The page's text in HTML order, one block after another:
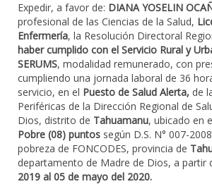
Expedir, a favor de: DIANA YOSELIN
profesional de las Ciencias de la Salud,
Enfermería, la Resolución Directoral
haber cumplido con el Servicio Rural y
SERUMS, modalidad remunerado, con
cumpliendo una jornada laboral de 36
servicio, en el Puesto de Salud Alerta, de
Periféricas de la Dirección Regional de
Dios, distrito de Tahuamanu, ubicado en
Pobre (08) puntos según D.S. N° 007-
pobreza de FONCODES, provincia de
departamento de Madre de Dios, a partir
2019 al 05 de mayo del 2020.